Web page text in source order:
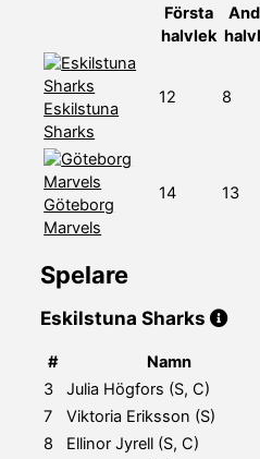
Första
halvlek
Eskilstuna
Sharks
12 8
Göteborg
Marvels
14 13
Spelare
Eskilstuna Sharks
#
Namn
3
Julia Högfors (S, C)
7
Viktoria Eriksson (S)
8
Ellinor Jyrell (S, C)